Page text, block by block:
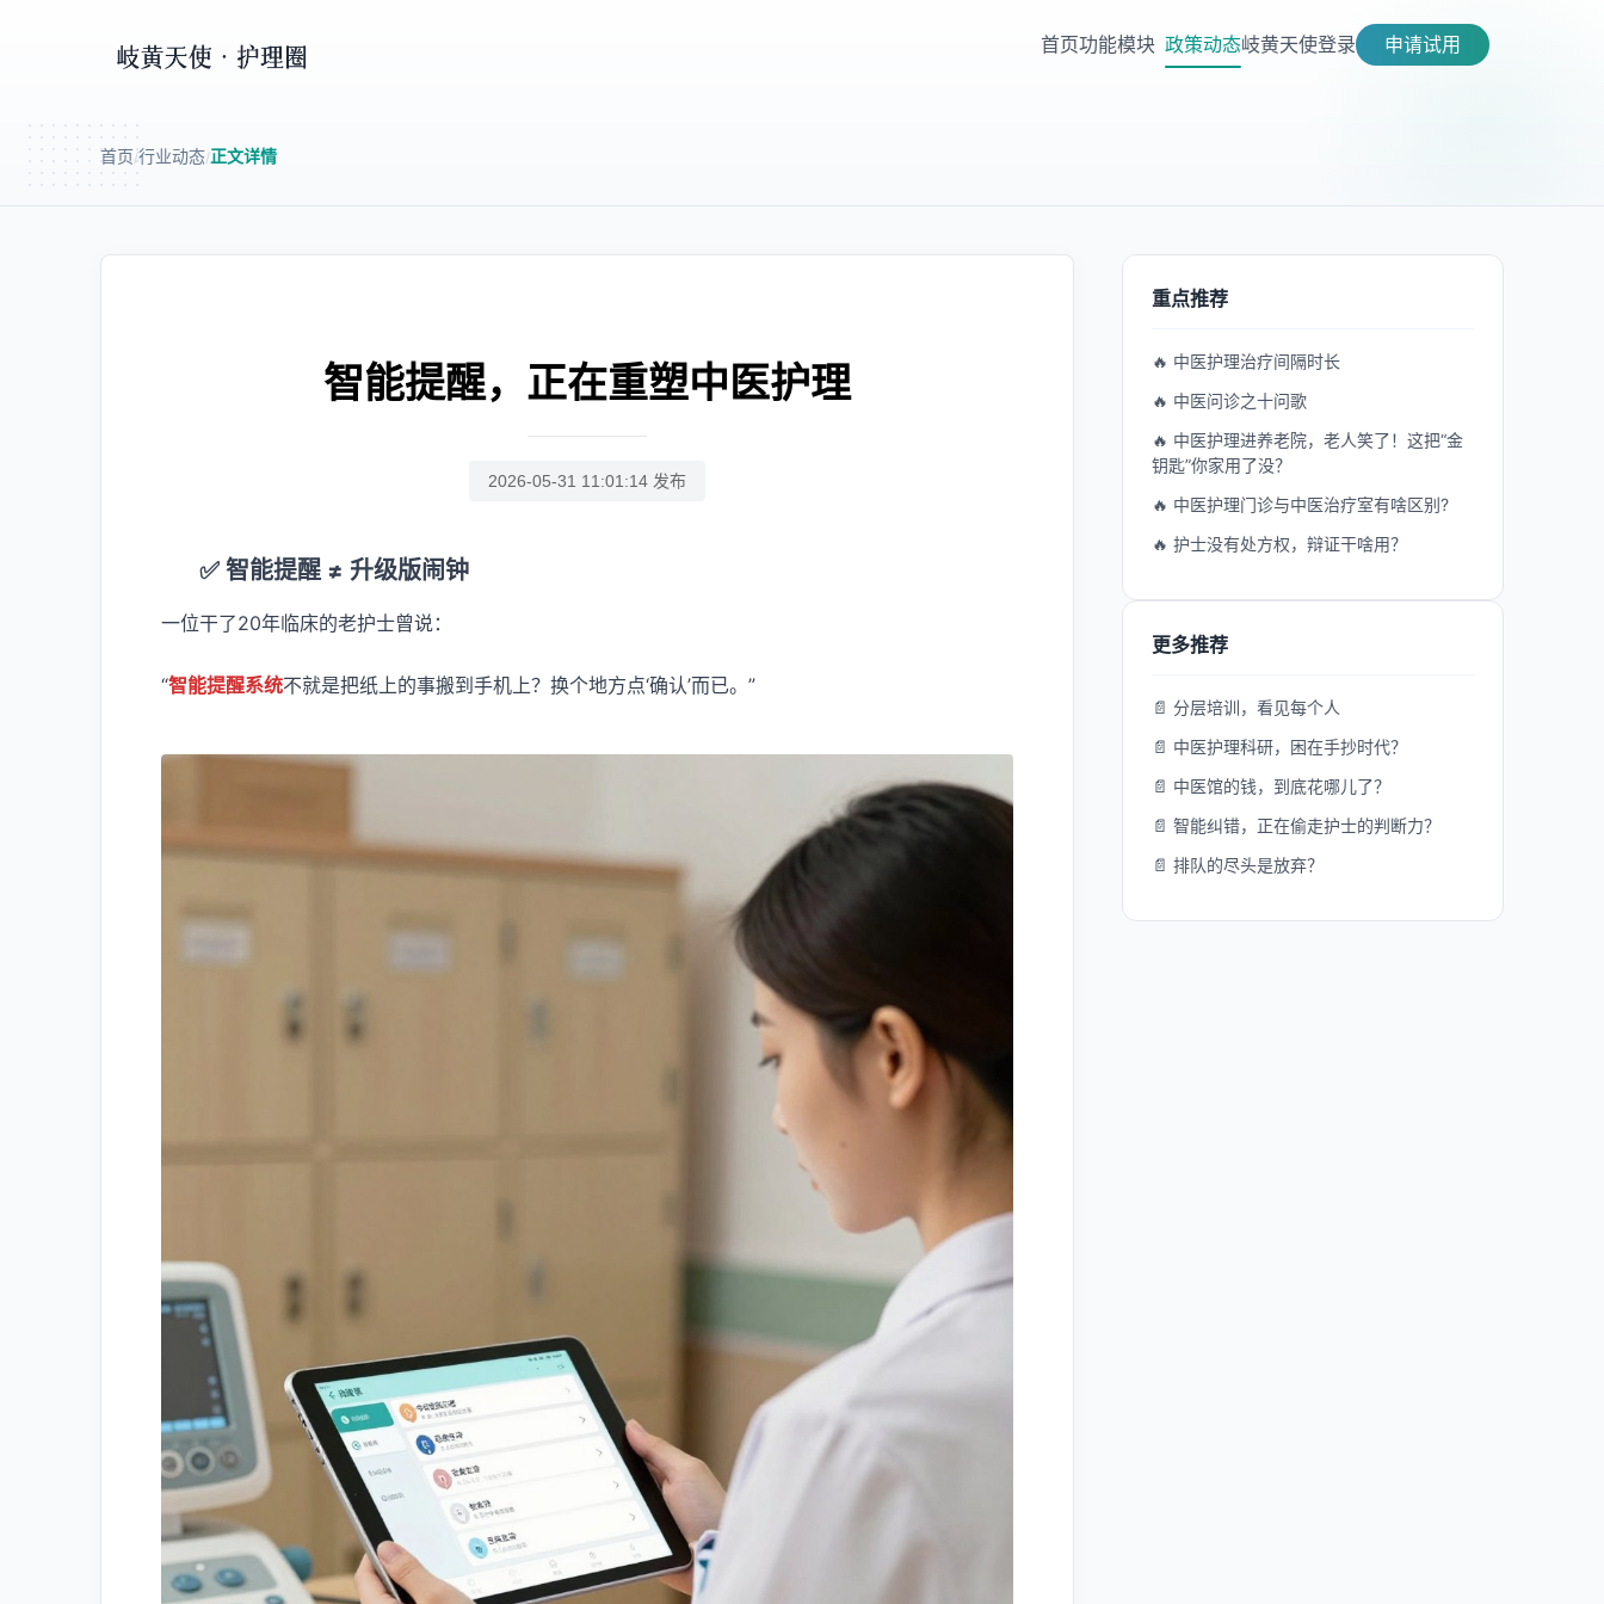
首页功能模块 政策动态岐黄天使登录 申请试用
首页/行业动态/正文详情
智能提醒，正在重塑中医护理
2026-05-31 11:01:14 发布
✅ 智能提醒 ≠ 升级版闹钟
一位干了20年临床的老护士曾说：
“智能提醒系统不就是把纸上的事搬到手机上？换个地方点‘确认’而已。”
重点推荐
🔥 中医护理治疗间隔时长
🔥 中医问诊之十问歌
🔥 中医护理进养老院，老人笑了！这把“金
钥匙”你家用了没？
🔥 中医护理门诊与中医治疗室有啥区别?
🔥 护士没有处方权，辩证干啥用？
更多推荐
📄 分层培训，看见每个人
📄 中医护理科研，困在手抄时代？
📄 中医馆的钱，到底花哪儿了？
📄 智能纠错，正在偷走护士的判断力？
📄 排队的尽头是放弃？